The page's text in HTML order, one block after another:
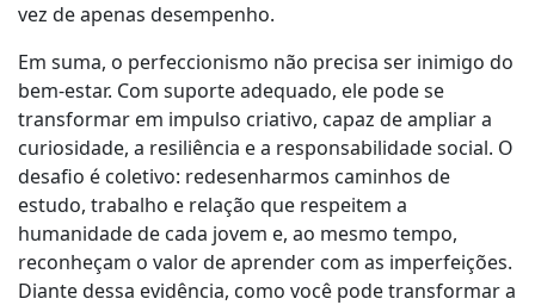
vez de apenas desempenho.
Em suma, o perfeccionismo não precisa ser inimigo do
bem-estar. Com suporte adequado, ele pode se
transformar em impulso criativo, capaz de ampliar a
curiosidade, a resiliência e a responsabilidade social. O
desafio é coletivo: redesenharmos caminhos de
estudo, trabalho e relação que respeitem a
humanidade de cada jovem e, ao mesmo tempo,
reconheçam o valor de aprender com as imperfeições.
Diante dessa evidência, como você pode transformar a